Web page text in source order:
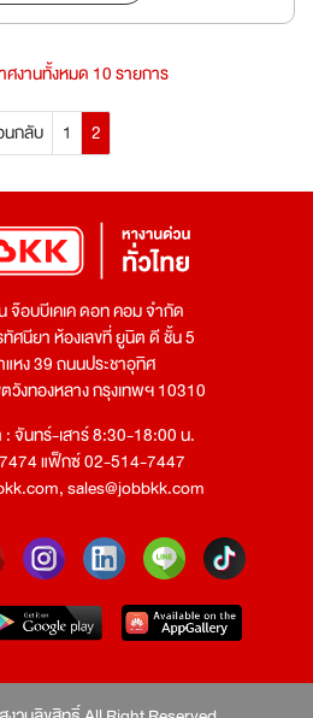
ศงานทั้งหมด 10 รายการ
กลับ 1 2
จ๊อบบีเคเค ดอท คอม จำกัด
ศนียา ห้องเลขที่ ยูนิต ดี ชั้น 5
หง 39 ถนนประชาอุทิศ
ตวังทองหลาง กรุงเทพฯ 10310
จันทร์-เสาร์ 8:30-18:00 น.
แฟ็กซ์ 02-514-7447
,sales@jobbkk.com